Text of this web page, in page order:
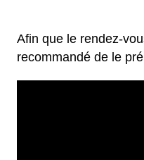
Afin que le rendez-
recommandé de le